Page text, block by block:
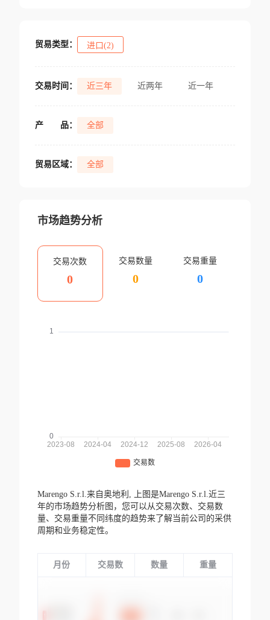
贸易类型： 进口(2)
交易时间： 近三年 近两年 近一年
产 品： 全部
贸易区域： 全部
市场趋势分析
交易次数
0
交易数量
0
交易重量
0
Marengo S.r.l.来自奥地利,
上图是Marengo S.r.l.近三
年的市场趋势分析图，您可以从交易次数、交易数
量、交易重量不同纬度的趋势来了解当前公司的采供
周期和业务稳定性。
月份 交易数 数量 重量